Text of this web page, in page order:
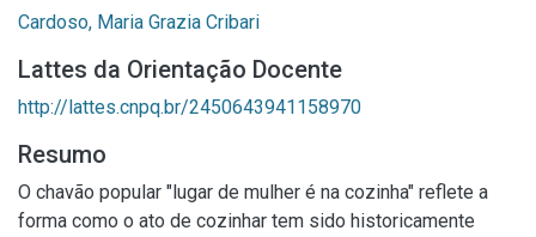
Cardoso, Maria Grazia Cribari
Lattes da Orientação Docente
http://lattes.cnpq.br/2450643941158970
Resumo
O chavão popular "lugar de mulher é na cozinha" reflete a
forma como o ato de cozinhar tem sido historicamente